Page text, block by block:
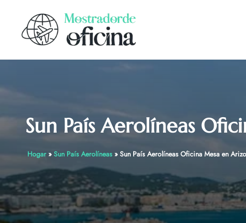
content
Sun País Aerolíneas
Hogar» Sun País Aerolíneas» Sun País Aerolíneas Oficina Mesa en